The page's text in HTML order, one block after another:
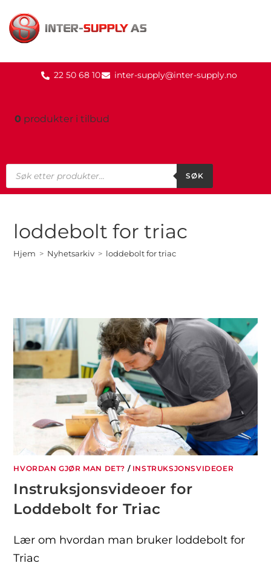
22 50 68 10 inter-supply@inter-supply.no
0 produkter i tilbud
SØK
loddebolt for triac
Hjem > Nyhetsarkiv > loddebolt for triac
HVORDAN GJØR MAN DET? / INSTRUKSJONSVIDEOER
Instruksjonsvideoer for
Loddebolt for Triac
Lær om hvordan man bruker loddebolt for
Triac